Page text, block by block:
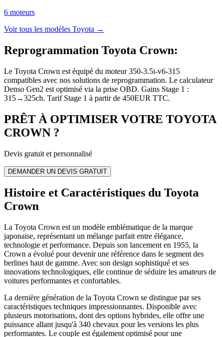
6 moteurs
Voir tous les modèles Toyota →
Reprogrammation Toyota Crown:
Le Toyota Crown est équipé du moteur 350-3.5i-v6-315
compatibles avec nos solutions de reprogrammation. Le calculateur
Denso Gen2 est optimisé via la prise OBD. Gains Stage 1 :
315→325ch. Tarif Stage 1 à partir de 450EUR TTC.
PRÊT À OPTIMISER VOTRE TOYOTA
CROWN ?
Devis gratuit et personnalisé
DEMANDER UN DEVIS GRATUIT
Histoire et Caractéristiques du Toyota
Crown
La Toyota Crown est un modèle emblématique de la marque
japonaise, représentant un mélange parfait entre élégance,
technologie et performance. Depuis son lancement en 1955, la
Crown a évolué pour devenir une référence dans le segment des
berlines haut de gamme. Avec son design sophistiqué et ses
innovations technologiques, elle continue de séduire les amateurs de
voitures performantes et confortables.
La dernière génération de la Toyota Crown se distingue par ses
caractéristiques techniques impressionnantes. Disponible avec
plusieurs motorisations, dont des options hybrides, elle offre une
puissance allant jusqu'à 340 chevaux pour les versions les plus
performantes. Le couple est également optimisé pour une